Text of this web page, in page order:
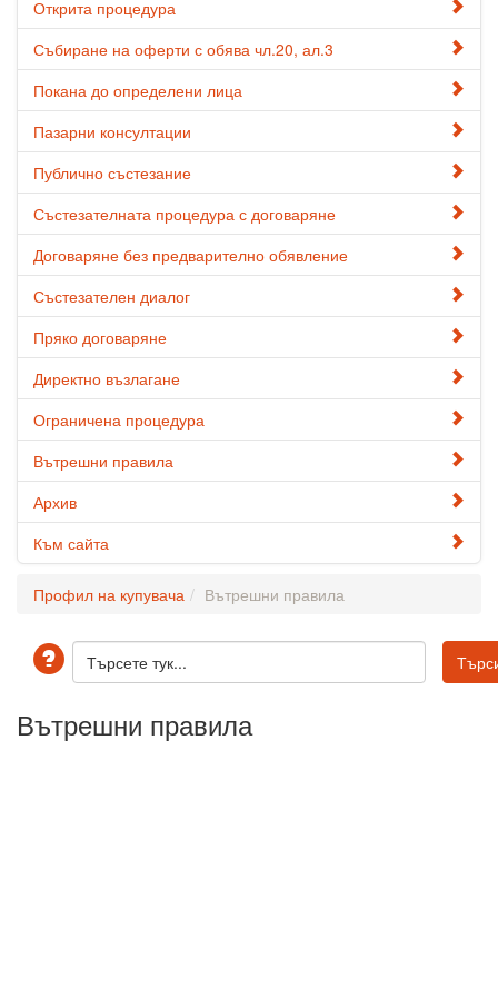
Открита процедура
Събиране на оферти с обява чл.20, ал.3
Покана до определени лица
Пазарни консултации
Публично състезание
Състезателната процедура с договаряне
Договаряне без предварително обявление
Състезателен диалог
Пряко договаряне
Директно възлагане
Ограничена процедура
Вътрешни правила
Архив
Към сайта
Профил на купувача Вътрешни правила
Вътрешни правила